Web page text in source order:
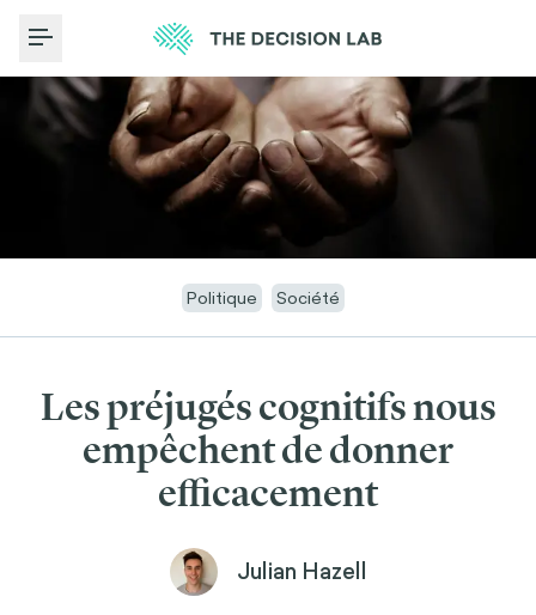
Toggle Menu
Politique Société
Les préjugés cognitifs nous
empêchent de donner
efficacement
Julian Hazell